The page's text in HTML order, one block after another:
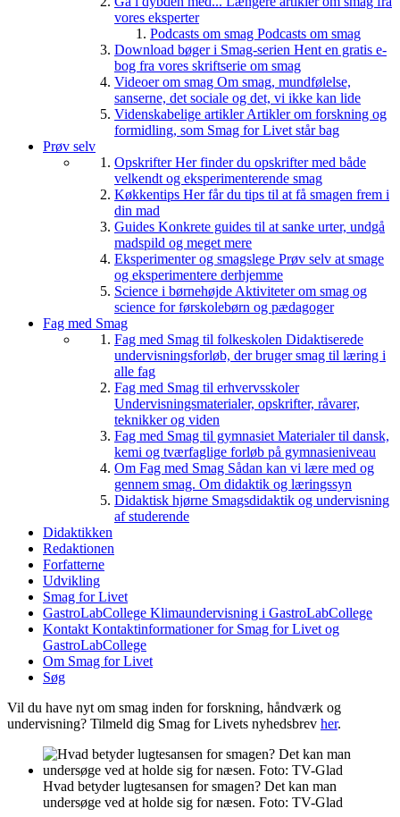
vores eksperter
Podcasts om smag Podcasts om smag
Download bøger i Smag-serien Hent en gratis e-
bog fra vores skriftserie om smag
Videoer om smag Om smag, mundfølelse,
sanserne, det sociale og det, vi ikke kan lide
Videnskabelige artiklerArtikler om forskning og
formidling, som Smag for Livet står bag
Prøv selv
OpskrifterHer finder du opskrifter med både
velkendt og eksperimenterende smag
Køkkentips Her får du tips til at få smagen frem i
din mad
Guides Konkrete guides til at sanke urter, undgå
madspild og meget mere
Eksperimenter og smagslege Prøv selv at smage
og eksperimentere derhjemme
Science i børnehøjde Aktiviteter om smag og
science for førskolebørn og pædagoger
Fag med Smag
Fag med Smag til folkeskolen Didaktiserede
undervisningsforløb, der bruger smag til læring i
alle fag
Fag med Smag til erhvervsskoler
Undervisningsmaterialer, opskrifter, råvarer,
teknikker og viden
Fag med Smag til gymnasiet Materialer til dansk,
kemi og tværfaglige forløb på gymnasieniveau
Om Fag med Smag Sådan kan vi lære med og
gennem smag. Om didaktik og læringssyn
Didaktisk hjørne Smagsdidaktik og undervisning
af studerende
Didaktikken
Redaktionen
Forfatterne
Udvikling
Smag for Livet
GastroLabCollege Klimaundervisning i GastroLabCollege
Kontakt Kontaktinformationer for Smag for Livet og
GastroLabCollege
Om Smag for Livet
Søg
Vil du have nyt om smag inden for forskning, håndværk og
undervisning? Tilmeld dig Smag for Livets nyhedsbrev her.
Hvad betyder lugtesansen for smagen? Det kan man
undersøge ved at holde sig for næsen. Foto: TV-Glad